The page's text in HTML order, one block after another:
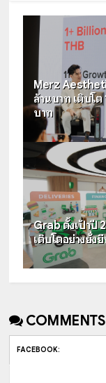
Merz
ล้านบาท เติบโต
บาท
Grab ตั้งเป้าปี
เติบโตอย่างยั่ง
COMMENTS
FACEBOOK: